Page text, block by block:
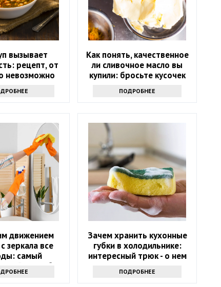
вызывает
рецепт, от
невозможно
Как понять, качественное
ли сливочное масло вы
купили: бросьте кусочек
ПОДРОБНЕЕ
движением
зеркала все
самый
способ
Зачем хранить кухонные
губки в холодильнике:
интересный трюк - о нем
продвинутые хозяйки
ПОДРОБНЕЕ